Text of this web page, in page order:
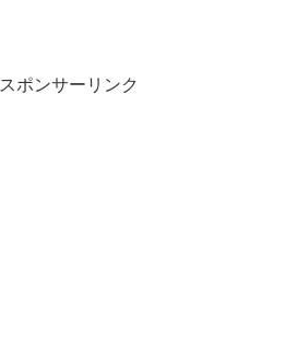
スポンサーリンク